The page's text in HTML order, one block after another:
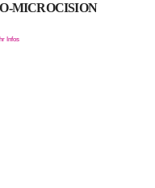
MICROCISION
Infos